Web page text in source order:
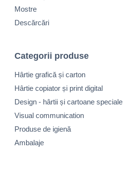
Mostre
Descărcări
Categorii produse
Hârtie grafică și carton
Hârtie copiator și print digital
Design - hârtii și cartoane speciale
Visual communication
Produse de igienă
Ambalaje